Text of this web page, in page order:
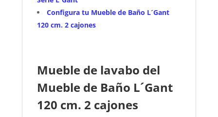
Configura tu Mueble de Baño L´Gant
120 cm. 2 cajones
Mueble de lavabo del
Mueble de Baño L´Gant
120 cm. 2 cajones